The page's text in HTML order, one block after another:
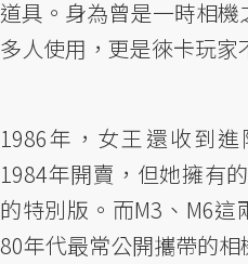
道具。身為曾是一時相
多人使用，更是徠卡玩家
1986年，女王還收到
1984年開賣，但她擁有
的特別版。而M3、M6這
80年代最常公開攜帶的